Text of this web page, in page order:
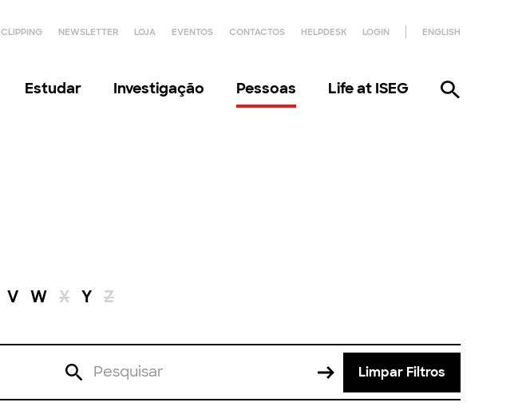
CLIPPING NEWSLETTER LOJA EVENTOS CONTACTOS HELPDESK LOGIN ENGLISH
Estudar Investigação Pessoas Life at ISEG
V W X Y Z
Limpar Filtros